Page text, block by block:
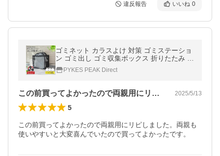
違反報告 いいね 0
ゴミネット カラスよけ 対策 ゴミステーショ
ン ゴミ出し ゴミ収集ボックス 折りたたみ 防
鳥ネット 防鳥網 猫 おしゃれ パイクスピーク
PYKES PEAK Direct
この前買ってよかったので両親用にリピし… 2025/5/13
5
この前買ってよかったので両親用にリピしました。両親も
使いやすいと大変喜んでいたので買ってよかったです。